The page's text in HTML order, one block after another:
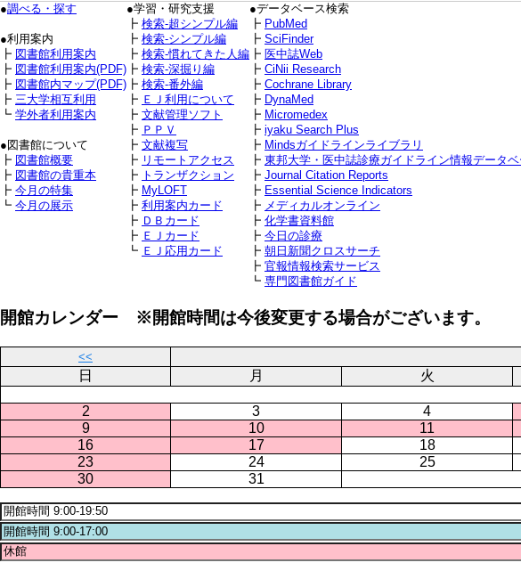
●調べる・探す ●学習・研究支援 ●データベース検索
┣ 検索-超シンプル編 ┣ PubMed
●利用案内
┣ 検索-シンプル編 ┣ SciFinder
┣ 図書館利用案内 ┣ 検索-慣れてきた人編 ┣ 医中誌Web
┣ 図書館利用案内(PDF) ┣ 検索-深掘り編 ┣ CiNii Research
┣ 図書館内マップ(PDF) ┣ 検索-番外編 ┣ Cochrane Library
┣ 三大学相互利用 ┣ ＥＪ利用について ┣ DynaMed
┗ 学外者利用案内 ┣ 文献管理ソフト ┣ Micromedex
┣ ＰＰＶ ┣ iyaku Search Plus
●図書館について
┣ 文献複写 ┣ Mindsガイドラインライブラリ
┣ 図書館概要 ┣ リモートアクセス ┣ 東邦大学・医中誌診療ガイドライン情報データベ
┣ 図書館の貴重本 ┣ トランザクション ┣ Journal Citation Reports
┣ 今月の特集 ┣ MyLOFT ┣ Essential Science Indicators
┗ 今月の展示 ┣ 利用案内カード ┣ メディカルオンライン
┣ ＤＢカード ┣ 化学書資料館
┣ ＥＪカード ┣ 今日の診療
┗ ＥＪ応用カード ┣ 朝日新聞クロスサーチ
┣ 官報情報検索サービス
┗ 専門図書館ガイド
開館カレンダー ※開館時間は今後変更する場合がございます。
<<
日 月 火
2
3 4
9
10 11
16
17 18
23
24 25
30
31